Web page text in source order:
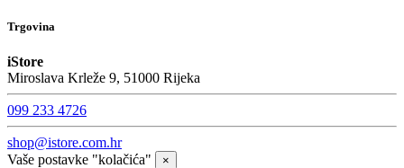
Trgovina
iStore
Miroslava Krleže 9, 51000 Rijeka
099 233 4726
shop@istore.com.hr
Vaše postavke "kolačića"
×